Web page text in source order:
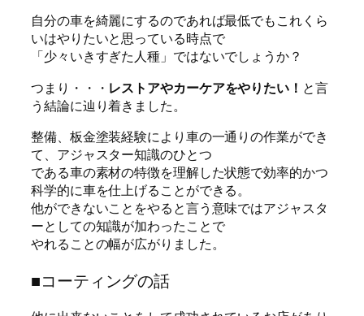
自分の車を綺麗にするのであれば最低でもこれくら
いはやりたいと思っている時点で
「少々いきすぎた人種」ではないでしょうか？
つまり・・・ レストアやカーケアをやりたい！ と言
う結論に辿り着きました。
整備、板金塗装経験により車の一通りの作業ができ
て、アジャスター知識のひとつ
である車の素材の特徴を理解した状態で効率的かつ
科学的に車を仕上げることができる。
他ができないことをやると言う意味ではアジャスタ
ーとしての知識が加わったことで
やれることの幅が広がりました。
■コーティングの話